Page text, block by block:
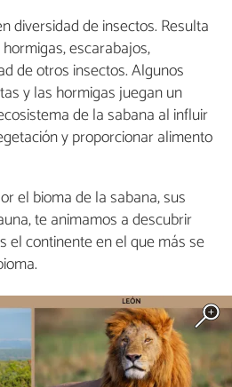
diversidad de insectos. Resulta
escarabajos,
de otros insectos. Algunos
y las hormigas juegan un
de la sabana al influir
y proporcionar alimento
el bioma de la sabana, sus
te animamos a descubrir
el continente en el que más se